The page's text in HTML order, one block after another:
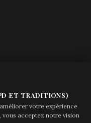
ET TRADITIONS)
votre expérience
acceptez notre vision